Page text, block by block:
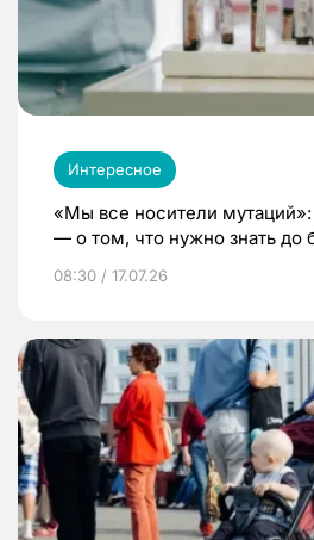
Интересное
«Мы все носители
— о том, что нужно знать до
08:30 / 17.07.26